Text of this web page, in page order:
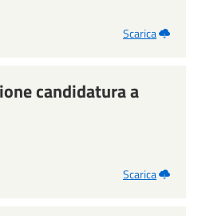
Scarica
candidatura a
Scarica